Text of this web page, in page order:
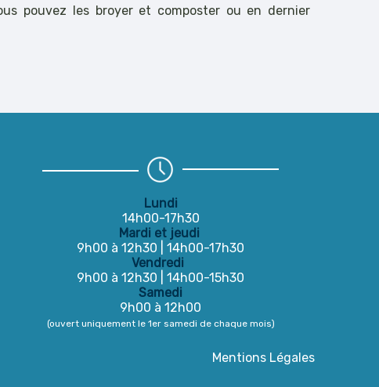
pouvez les broyer et composter ou en dernier
Lundi
14h00-17h30
Mardi et jeudi
9h00 à 12h30 | 14h00-17h30
Vendredi
9h00 à 12h30 | 14h00-15h30
Samedi
9h00 à 12h00
(ouvert uniquement le 1er samedi de chaque mois)
Mentions Légales